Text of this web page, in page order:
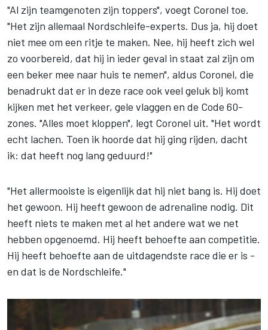
"Al zijn teamgenoten zijn toppers", voegt Coronel toe.
"Het zijn allemaal Nordschleife-experts. Dus ja, hij doet
niet mee om een ritje te maken. Nee, hij heeft zich wel
zo voorbereid, dat hij in ieder geval in staat zal zijn om
een beker mee naar huis te nemen", aldus Coronel, die
benadrukt dat er in deze race ook veel geluk bij komt
kijken met het verkeer, gele vlaggen en de Code 60-
zones. "Alles moet kloppen", legt Coronel uit. "Het wordt
echt lachen. Toen ik hoorde dat hij ging rijden, dacht
ik: dat heeft nog lang geduurd!"
"Het allermooiste is eigenlijk dat hij niet bang is. Hij doet
het gewoon. Hij heeft gewoon de adrenaline nodig. Dit
heeft niets te maken met al het andere wat we net
hebben opgenoemd. Hij heeft behoefte aan competitie.
Hij heeft behoefte aan de uitdagendste race die er is -
en dat is de Nordschleife."